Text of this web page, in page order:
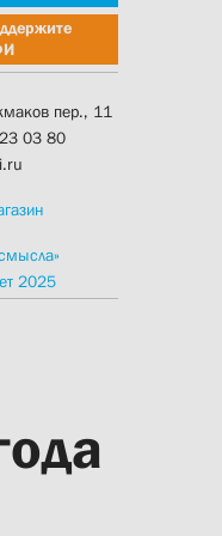
пер., 11
03 80
2025